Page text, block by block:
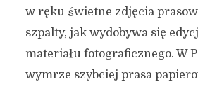
w ręku świetne zdjęcia
szpalty, jak wydobywa się
materiału fotograficznego. W
wymrze szybciej prasa